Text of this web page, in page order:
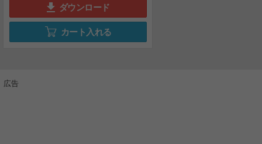
ダウンロード
カート入れる
広告